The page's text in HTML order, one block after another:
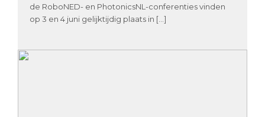
de RoboNED- en PhotonicsNL-conferenties vinden
op 3 en 4 juni gelijktijdig plaats in […]